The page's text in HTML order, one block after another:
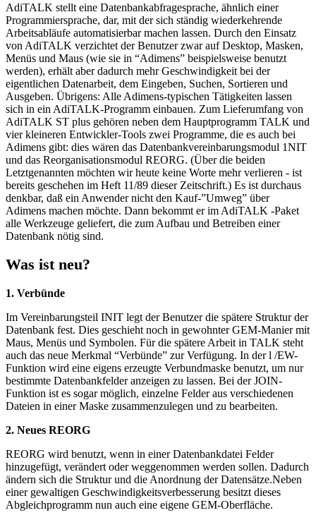
AdiTALK stellt eine Datenbankabfragesprache, ähnlich einer
Programmiersprache, dar, mit der sich ständig wiederkehrende
Arbeitsabläufe automatisierbar machen lassen. Durch den Einsatz
von AdiTALK verzichtet der Benutzer zwar auf Desktop, Masken,
Menüs und Maus (wie sie in “Adimens” beispielsweise benutzt
werden), erhält aber dadurch mehr Geschwindigkeit bei der
eigentlichen Datenarbeit, dem Eingeben, Suchen, Sortieren und
Ausgeben. Übrigens: Alle Adimens-typischen Tätigkeiten lassen
sich in ein AdiTALK-Programm einbauen. Zum Lieferumfang von
AdiTALK ST plus gehören neben dem Hauptprogramm TALK und
vier kleineren Entwickler-Tools zwei Programme, die es auch bei
Adimens gibt: dies wären das Datenbankvereinbarungsmodul 1NIT
und das Reorganisationsmodul REORG. (Über die beiden
Letztgenannten möchten wir heute keine Worte mehr verlieren - ist
bereits geschehen im Heft 11/89 dieser Zeitschrift.) Es ist durchaus
denkbar, daß ein Anwender nicht den Kauf-”Umweg” über
Adimens machen möchte. Dann bekommt er im AdiTALK -Paket
alle Werkzeuge geliefert, die zum Aufbau und Betreiben einer
Datenbank nötig sind.
Was ist neu?
1. Verbünde
Im Vereinbarungsteil INIT legt der Benutzer die spätere Struktur der
Datenbank fest. Dies geschieht noch in gewohnter GEM-Manier mit
Maus, Menüs und Symbolen. Für die spätere Arbeit in TALK steht
auch das neue Merkmal “Verbünde” zur Verfügung. In der l /EW-
Funktion wird eine eigens erzeugte Verbundmaske benutzt, um nur
bestimmte Datenbankfelder anzeigen zu lassen. Bei der JOIN-
Funktion ist es sogar möglich, einzelne Felder aus verschiedenen
Dateien in einer Maske zusammenzulegen und zu bearbeiten.
2. Neues REORG
REORG wird benutzt, wenn in einer Datenbankdatei Felder
hinzugefügt, verändert oder weggenommen werden sollen. Dadurch
ändern sich die Struktur und die Anordnung der Datensätze.Neben
einer gewaltigen Geschwindigkeitsverbesserung besitzt dieses
Abgleichprogramm nun auch eine eigene GEM-Oberfläche.